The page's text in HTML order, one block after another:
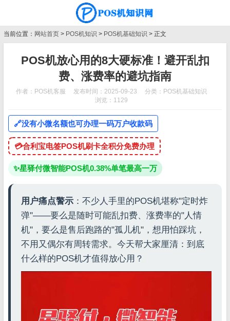
当前位置： 网站首页 > POS机知识 > POS机基础知识 > 正文
POS机放心用的8大硬标准！避开乱扣
费、涨费率的避坑指南
作者：POS机客服 发布时间：2025-09-23 分类： POS机基础知识
浏览：1129
🔗没有小微名额也可办理一码万户收款码
💳合利宝电签POS机刷卡全积分免费办理
✨星驿付微智能POS机0.38%单笔最高一万
用户痛点警示 ：不少人手里的POS机堪称"定时炸
弹"——要么是随时可能乱扣费、涨费率的"人情
机"，要么是售后跑路的"孤儿机"，想用怕踩坑，
不用又偶尔有周转需求。今天帮大家厘清：到底
什么样的POS机才值得放心用？